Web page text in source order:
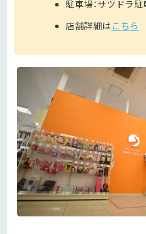
駐車場：サツドラ駐
店舗詳細はこちら